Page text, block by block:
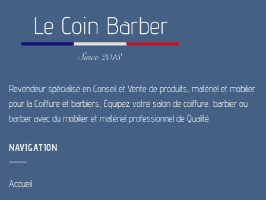
Revendeur spécialisé en Conseil et Vente de produits, matériel et mobilier
pour la Coiffure et barbiers, Équipez votre salon de coiffure, barbier ou
barber avec du mobilier et matériel professionnel de Qualité.
NAVIGATION
Accueil